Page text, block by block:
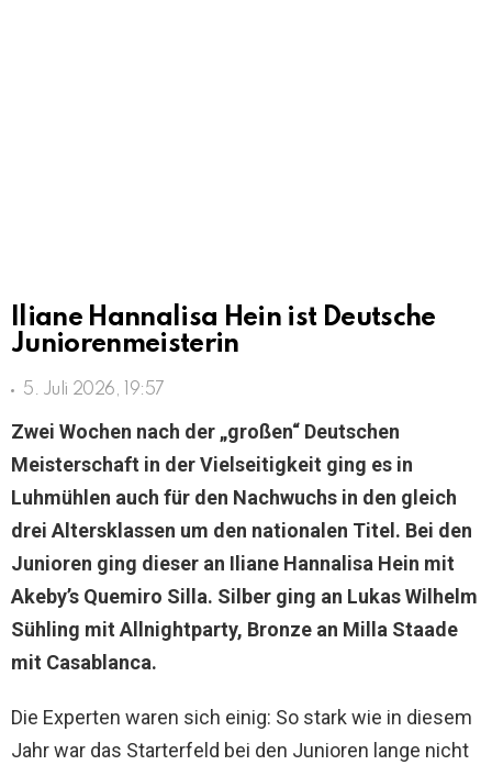
Iliane Hannalisa Hein ist Deutsche
Juniorenmeisterin
5. Juli 2026, 19:57
Zwei Wochen nach der „großen“ Deutschen
Meisterschaft in der Vielseitigkeit ging es in
Luhmühlen auch für den Nachwuchs in den gleich
drei Altersklassen um den nationalen Titel. Bei den
Junioren ging dieser an Iliane Hannalisa Hein mit
Akeby’s Quemiro Silla. Silber ging an Lukas Wilhelm
Sühling mit Allnightparty, Bronze an Milla Staade
mit Casablanca.
Die Experten waren sich einig: So stark wie in diesem
Jahr war das Starterfeld bei den Junioren lange nicht